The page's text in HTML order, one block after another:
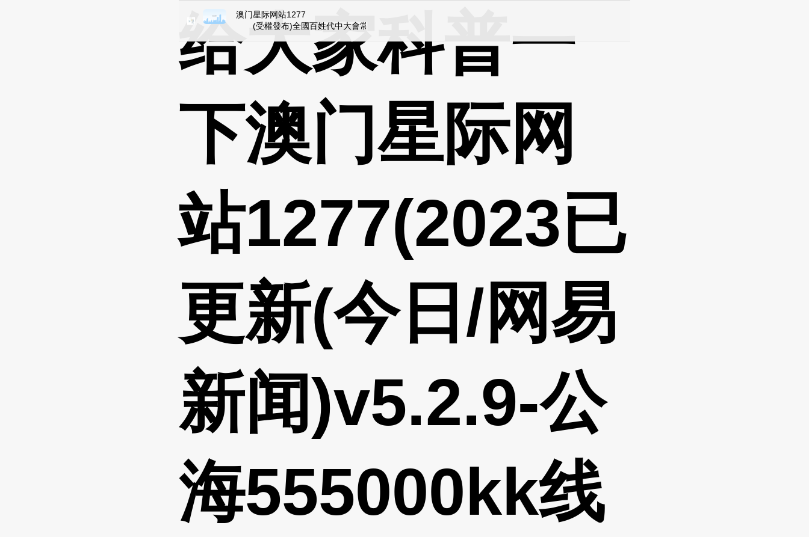
给大家科普一
下澳门星际网
站1277(2023已
更新(今日/网易
新闻)v5.2.9-公
海555000kk线
澳门星际网站1277
(受權發布)全國百姓代中大會常務委員會對批準《中華百姓共戰邦戰亞好僧亞共戰邦引渡條約》的抉擇 新華社北京12月30日電全國百姓代中大會常